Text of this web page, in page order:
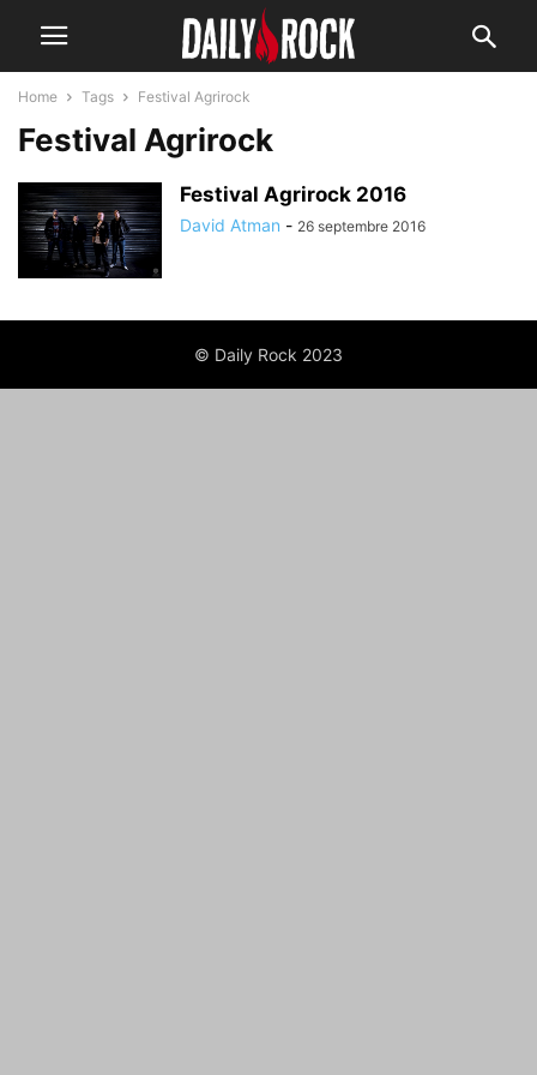
Home Tags Festival Agrirock
Festival Agrirock
Festival Agrirock 2016
David Atman - 26 septembre 2016
© Daily Rock 2023